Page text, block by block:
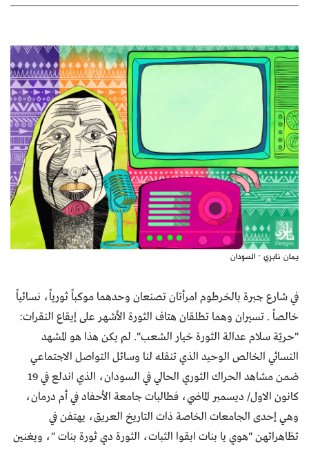
يمان نابري - السودان
في شارع جبرة بالخرطوم امرأتان تصنعان وحدهما موكباً ثورياً، نسائياً
خالصاً . تسيران وهما تطلقان هتاف الثورة الأشهر على إيقاع النقرات:
"حريّة سلام عدالة الثورة خيار الشعب". لم يكن هذا هو المشهد
النسائي الخالص الوحيد الذي تنقله لنا وسائل التواصل الاجتماعي
ضمن مشاهد الحراك الثوري الحالي في السودان، الذي اندلع في 19
كانون الاول/ ديسمبر الماضي، فطالبات جامعة الأحفاد في أم درمان،
وهي إحدى الجامعات الخاصة ذات التاريخ العريق، يهتفن في
تظاهراتهن "هوي يا بنات ابقوا الثبات، الثورة دي ثورة بنات "، ويغنين